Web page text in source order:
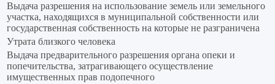
Выдача разрешения на использование земель или земельного
участка, находящихся в муниципальной собственности или
государственная собственность на которые не разграничена
Утрата близкого человека
Выдача предварительного разрешения органа опеки и
попечительства, затрагивающего осуществление
имущественных прав подопечного